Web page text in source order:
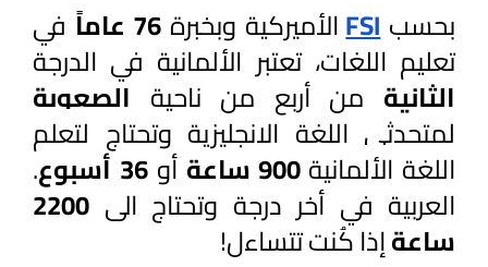
بحسب FSIالأميركية وبخبرة 76 عاماً
تعليم اللغات، تعتبر الألمانية في الدرجة
الثانية من أربع من ناحية الصعوبة
لمتحدثي اللغة الانجليزية وتحتاج لتعلم
اللغة الألمانية900 ساعة أو36 أسبوع .
العربية في أخر درجة وتحتاج الى 2200
ساعةإذا كُنت تتساءل!